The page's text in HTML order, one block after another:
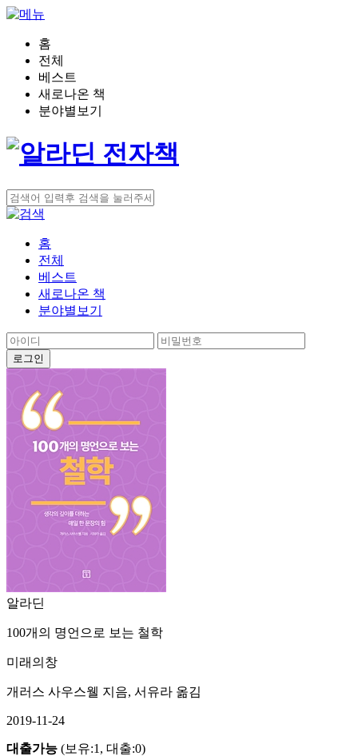
홈
전체
베스트
새로나온 책
분야별보기
홈
전체
베스트
새로나온 책
분야별보기
알라딘
100개의 명언으로 보는 철학
미래의창
개러스 사우스웰 지음, 서유라 옮김
2019-11-24
대출가능 (보유:1, 대출:0)